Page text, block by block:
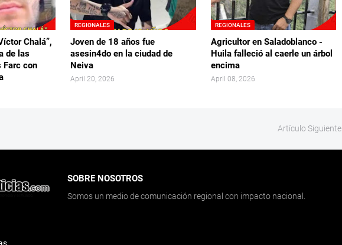
Chalá”,
de las
Farc con
REGIONALES
Joven de 18 años fue
asesin4do en la ciudad de
Neiva
April 20, 2026
REGIONALES
Agricultor en Saladoblanco -
Huila falleció al caerle un árbol
encima
April 08, 2026
Artículo Siguiente
SOBRE NOSOTROS
Somos un medio de comunicación regional con impacto nacional.